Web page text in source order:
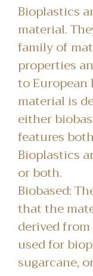
Bioplastics
material.
family of
properties
to European
material is
either
features
Bioplastics
or both.
Biobased:
that the
derived
used for
sugarcane,